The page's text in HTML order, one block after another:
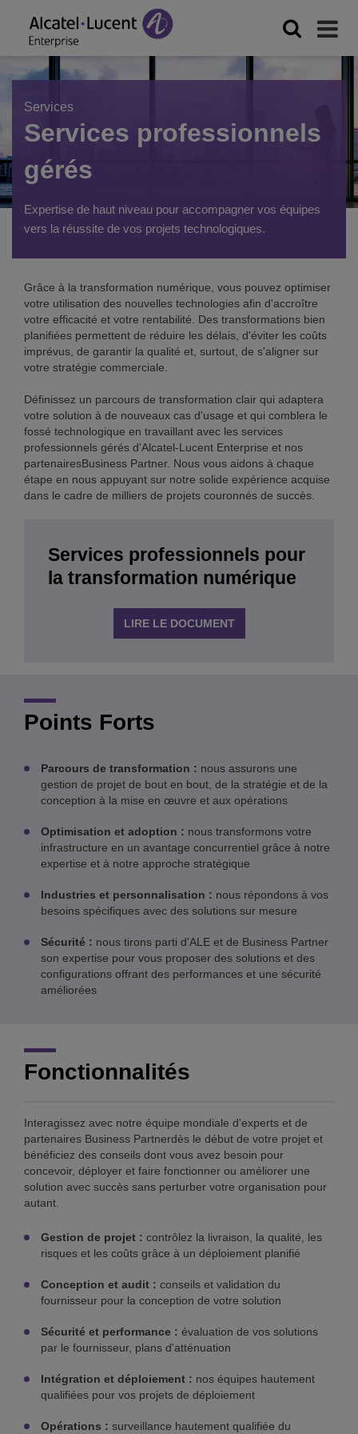
Services
Services professionnels
gérés
Expertise de haut niveau pour accompagner vos équipes
vers la réussite de vos projets technologiques.
Grâce à la transformation numérique, vous pouvez optimiser
votre utilisation des nouvelles technologies afin d'accroître
votre efficacité et votre rentabilité. Des transformations bien
planifiées permettent de réduire les délais, d'éviter les coûts
imprévus, de garantir la qualité et, surtout, de s'aligner sur
votre stratégie commerciale.
Définissez un parcours de transformation clair qui adaptera
votre solution à de nouveaux cas d'usage et qui comblera le
fossé technologique en travaillant avec les services
professionnels gérés d'Alcatel-Lucent Enterprise et nos
partenairesBusiness Partner. Nous vous aidons à chaque
étape en nous appuyant sur notre solide expérience acquise
dans le cadre de milliers de projets couronnés de succès.
Services professionnels pour
la transformation numérique
LIRE LE DOCUMENT
Points Forts
Parcours de transformation : nous assurons une
gestion de projet de bout en bout, de la stratégie et de la
conception à la mise en œuvre et aux opérations
Optimisation et adoption : nous transformons votre
infrastructure en un avantage concurrentiel grâce à notre
expertise et à notre approche stratégique
Industries et personnalisation : nous répondons à vos
besoins spécifiques avec des solutions sur mesure
Sécurité : nous tirons parti d'ALE et de Business Partner
son expertise pour vous proposer des solutions et des
configurations offrant des performances et une sécurité
améliorées
Fonctionnalités
Interagissez avec notre équipe mondiale d'experts et de
partenaires Business Partnerdès le début de votre projet et
bénéficiez des conseils dont vous avez besoin pour
concevoir, déployer et faire fonctionner ou améliorer une
solution avec succès sans perturber votre organisation pour
autant.
Gestion de projet : contrôlez la livraison, la qualité, les
risques et les coûts grâce à un déploiement planifié
Conception et audit : conseils et validation du
fournisseur pour la conception de votre solution
Sécurité et performance : évaluation de vos solutions
par le fournisseur, plans d'atténuation
Intégration et déploiement : nos équipes hautement
qualifiées pour vos projets de déploiement
Opérations : surveillance hautement qualifiée du